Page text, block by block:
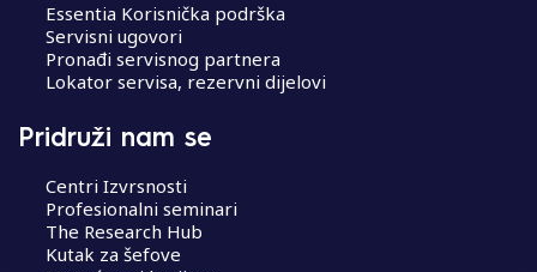
Essentia Korisnička podrška
Servisni ugovori
Pronađi servisnog partnera
Lokator servisa, rezervni dijelovi
Pridruži nam se
Centri Izvrsnosti
Profesionalni seminari
The Research Hub
Kutak za šefove